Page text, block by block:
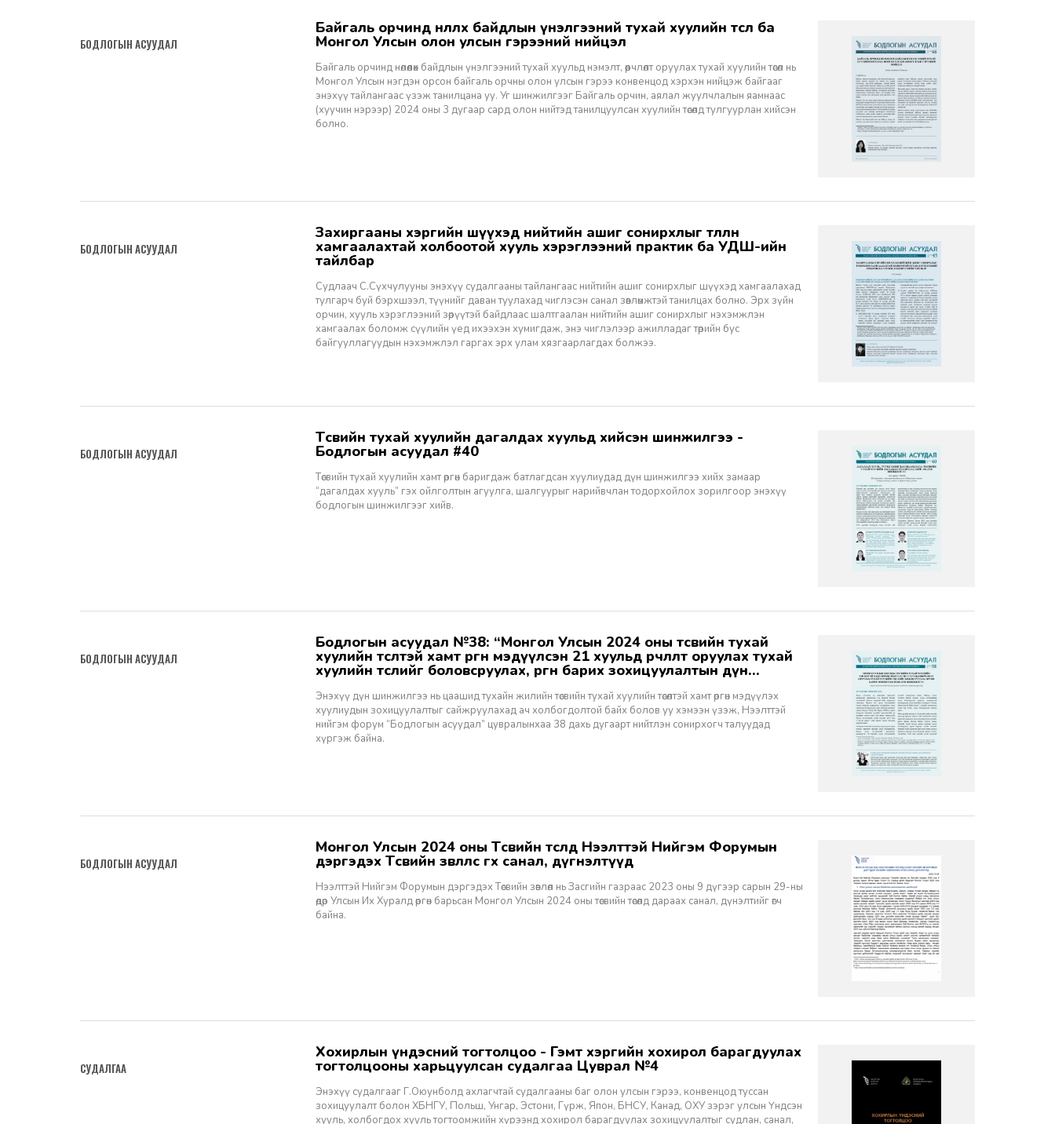
Байгаль орчинд нөлөөлөх байдлын үнэлгээний тухай хуулийн төсөл ба
Монгол Улсын олон улсын гэрээний нийцэл
Байгаль орчинд нөлөөлөх байдлын үнэлгээний тухай хуульд нэмэлт, өөрчлөлт оруулах тухай хуулийн төсөл нь
Монгол Улсын нэгдэн орсон байгаль орчны олон улсын гэрээ конвенцод хэрхэн нийцэж байгааг
энэхүү тайлангаас үзэж танилцана уу. Уг шинжилгээг Байгаль орчин, аялал жуулчлалын яамнаас
(хуучин нэрээр) 2024 оны 3 дугаар сард олон нийтэд танилцуулсан хуулийн төсөлд тулгуурлан хийсэн
болно.
БОДЛОГЫН АСУУДАЛ
Захиргааны хэргийн шүүхэд нийтийн ашиг сонирхлыг төлөөлөн
хамгаалахтай холбоотой хууль хэрэглээний практик ба УДШ-ийн
тайлбар
Судлаач С.Сүхчулууны энэхүү судалгааны тайлангаас нийтийн ашиг сонирхлыг шүүхэд хамгаалахад
тулгарч буй бэрхшээл, түүнийг даван туулахад чиглэсэн санал зөвлөмжтэй танилцах болно. Эрх зүйн
орчин, хууль хэрэглээний зөрүүтэй байдлаас шалтгаалан нийтийн ашиг сонирхлыг нэхэмжлэн
хамгаалах боломж сүүлийн үед ихээхэн хумигдаж, энэ чиглэлээр ажилладаг төрийн бус
байгууллагуудын нэхэмжлэл гаргах эрх улам хязгаарлагдах болжээ.
БОДЛОГЫН АСУУДАЛ
Төсвийн тухай хуулийн дагалдах хуульд хийсэн шинжилгээ -
Бодлогын асуудал #40
Төсвийн тухай хуулийн хамт өргөн баригдаж батлагдсан хуулиудад дүн шинжилгээ хийх замаар
“дагалдах хууль” гэх ойлголтын агуулга, шалгуурыг нарийвчлан тодорхойлох зорилгоор энэхүү
бодлогын шинжилгээг хийв.
БОДЛОГЫН АСУУДАЛ
Бодлогын асуудал №38: “Монгол Улсын 2024 оны төсвийн тухай
хуулийн төсөлтэй хамт өргөн мэдүүлсэн 21 хуульд өөрчлөлт оруулах тухай
хуулийн төслийг боловсруулах, өргөн барих зохицуулалтын дүн
Энэхүү дүн шинжилгээ нь цаашид тухайн жилийн төсвийн тухай хуулийн төсөлтэй хамт өргөн мэдүүлэх
хуулиудын зохицуулалтыг сайжруулахад ач холбогдолтой байх болов уу хэмээн үзэж, Нээлттэй
нийгэм форум “Бодлогын асуудал” цувралынхаа 38 дахь дугаарт нийтлэн сонирхогч талуудад
хүргэж байна.
БОДЛОГЫН АСУУДАЛ
Монгол Улсын 2024 оны Төсвийн төсөлд Нээлттэй Нийгэм Форумын
дэргэдэх Төсвийн зөвлөлөөс өгөх санал, дүгнэлтүүд
Нээлттэй Нийгэм Форумын дэргэдэх Төсвийн зөвлөл нь Засгийн газраас 2023 оны 9 дүгээр сарын 29-ны
өдөр Улсын Их Хуралд өргөн барьсан Монгол Улсын 2024 оны төсвийн төсөлд дараах санал, дүнэлтийг өгч
байна.
БОДЛОГЫН АСУУДАЛ
Хохирлын үндэсний тогтолцоо - Гэмт хэргийн хохирол барагдуулах
тогтолцооны харьцуулсан судалгаа Цуврал №4
Энэхүү судалгааг Г.Оюунболд ахлагчтай судалгааны баг олон улсын гэрээ, конвенцод туссан
зохицуулалт болон ХБНГУ, Польш, Унгар, Эстони, Гүрж, Япон, БНСУ, Канад, ОХУ зэрэг улсын Үндсэн
хууль, холбогдох хууль тогтоомжийн хүрээнд хохирол барагдуулах зохицуулалтыг судлан, санал,
СУДАЛГАА